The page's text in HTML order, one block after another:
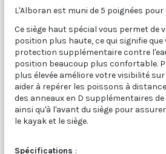
L'Alboran est muni de 5 poignées
Ce siège haut spécial vous permet de
position plus haute, ce qui signifie que
protection supplémentaire contre
position beaucoup plus confortable.
plus élevée améliore votre visibilité
aider à repérer les poissons à
des anneaux en D supplémentaires
ainsi qu'à l'avant du siège pour
le kayak et le siège.
Spécifications :